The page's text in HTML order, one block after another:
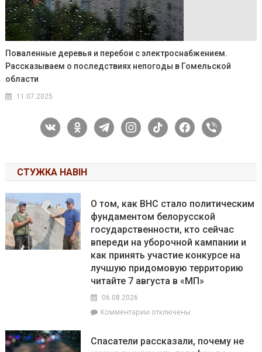
Поваленные деревья и перебои с электроснабжением.
Рассказываем о последствиях непогоды в Гомельской
области
11.07.2025
vkontakteodnoklassniki
telegraminstagram
tiktok facebook
viber
СТУЖКА НАВІН
О том, как ВНС стало политическим
фундаментом белорусской
государственности, кто сейчас
впереди на уборочной кампании и
как принять участие конкурсе на
лучшую придомовую территорию
читайте 7 августа в «МП»
06.08.2026
Комментарии к
том,
отключены
Спасатели рассказали, почему не